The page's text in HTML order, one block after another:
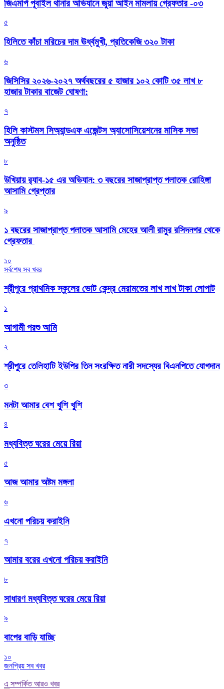
জিএমপি পূবাইল থানার অভিযানে জুয়া আইন মামলায় গ্রেফতার -০৩
৫
হিলিতে কাঁচা মরিচের দাম ঊর্ধ্বমুখী, প্রতিকেজি ৩২০ টাকা
৬
জিসিসির ২০২৬-২০২৭ অর্থবছরের ৫ হাজার ১০২ কোটি ৩৫ লাখ ৮
হাজার টাকার বাজেট ঘোষণা:
৭
হিলি কাস্টমস সিঅ্যান্ডএফ এজেন্টস অ্যাসোসিয়েশনের মাসিক সভা
অনুষ্ঠিত
৮
উখিয়ায় র‍্যাব-১৫ এর অভিযান: ৩ বছরের সাজাপ্রাপ্ত পলাতক রোহিঙ্গা
আসামি গ্রেপ্তার
৯
১ বছরের সাজাপ্রাপ্ত পলাতক আসামি মেহের আলী রামুর রসিদনগর থেকে
গ্রেফতার ‎
১০
সর্বশেষ সব খবর
শ্রীপুরে প্রাথমিক স্কুলের ভোট কেন্দ্র মেরামতের লাখ লাখ টাকা লোপাট
১
আগামী পরশু আমি
২
শ্রীপুরে তেলিহাটি ইউপির তিন সংরক্ষিত নারী সদস্যের বিএনপিতে যোগদান
৩
মনটা আমার বেশ খুশি খুশি
৪
মধ্যবিত্ত ঘরের মেয়ে রিয়া
৫
আজ আমার অষ্টম মঙ্গলা
৬
এখনো পরিচয় করাইনি
৭
আমার বরের এখনো পরিচয় করাইনি
৮
সাধারণ মধ্যবিত্ত ঘরের মেয়ে রিয়া
৯
বাপের বাড়ি যাচ্ছি
১০
জনপ্রিয় সব খবর
এ সম্পর্কিত আরও খবর